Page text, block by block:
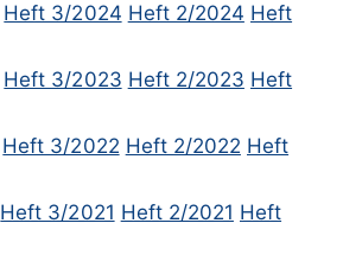
Heft 3/2024 Heft 2/2024 Heft
Heft 3/2023 Heft 2/2023 Heft
Heft 3/2022 Heft 2/2022 Heft
Heft 3/2021 Heft 2/2021 Heft